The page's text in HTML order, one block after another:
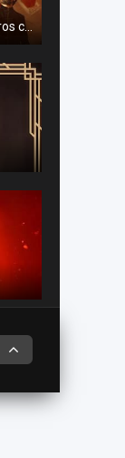
Los juegos del hambre: Balada de pájaros cantores y serpientes